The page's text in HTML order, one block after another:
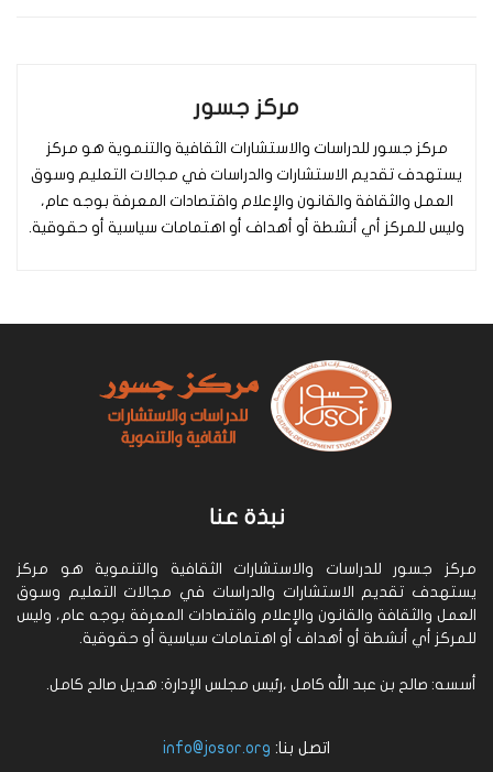
مركز جسور
مركز جسور للدراسات والاستشارات الثقافية والتنموية هو مركز
يستهدف تقديم الاستشارات والدراسات في مجالات التعليم وسوق
العمل والثقافة والقانون والإعلام واقتصادات المعرفة بوجه عام،
وليس للمركز أي أنشطة أو أهداف أو اهتمامات سياسية أو حقوقية.
نبذة عنا
مركز جسور للدراسات والاستشارات الثقافية والتنموية هو مركز
يستهدف تقديم الاستشارات والدراسات في مجالات التعليم وسوق
العمل والثقافة والقانون والإعلام واقتصادات المعرفة بوجه عام، وليس
للمركز أي أنشطة أو أهداف أو اهتمامات سياسية أو حقوقية.
أسسه: صالح بن عبد الله كامل ،رئيس مجلس الإدارة: هديل صالح كامل.
اتصل بنا: info@josor.org